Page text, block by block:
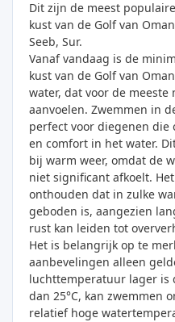
Dit zijn de meest
kust van de Golf van
Seeb, Sur.
Vanaf vandaag is de
kust van de Golf van
water, dat voor de meeste
aanvoelen. Zwemmen in
perfect voor diegenen die
en comfort in het water.
bij warm weer, omdat de
niet significant afkoelt.
onthouden dat in zulke
geboden is, aangezien
rust kan leiden tot
Het is belangrijk op te
aanbevelingen alleen
luchttemperatuur lager is
dan 25°C, kan zwemmen
relatief hoge